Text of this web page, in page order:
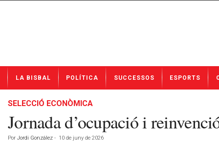
t
LA BISBAL POLÍTICA SUCCESSOS ESPORTS
SELECCIÓ ECONÒMICA
Jornada d’ocupació i
Por Jordi González - 10 de juny de 2026